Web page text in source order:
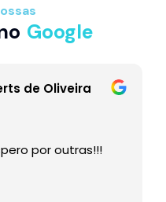
Google
de Oliveira
aprendi muito. Espero por outras!!!